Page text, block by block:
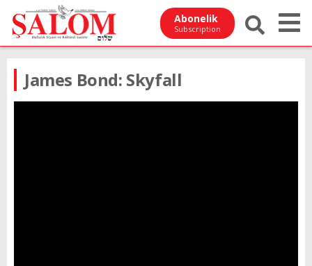
Abonelik
Subscription
James Bond: Skyfall